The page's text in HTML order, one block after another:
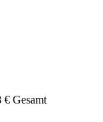
€ Gesamt